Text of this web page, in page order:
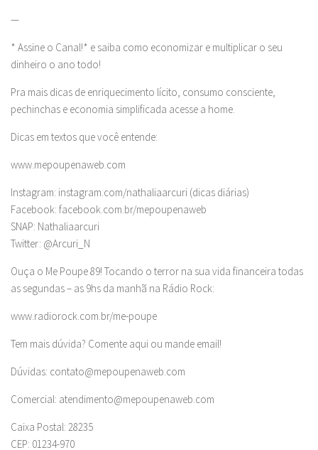
—
* Assine o Canal!* e saiba como economizar e multiplicar o seu
dinheiro o ano todo!
Pra mais dicas de enriquecimento lícito, consumo consciente,
pechinchas e economia simplificada acesse a home.
Dicas em textos que você entende:
www.mepoupenaweb.com
Instagram: instagram.com/nathaliaarcuri (dicas diárias)
Facebook: facebook.com.br/mepoupenaweb
SNAP: Nathaliaarcuri
Twitter: @Arcuri_N
Ouça o Me Poupe 89! Tocando o terror na sua vida financeira todas
as segundas – as 9hs da manhã na Rádio Rock:
www.radiorock.com.br/me-poupe
Tem mais dúvida? Comente aqui ou mande email!
Dúvidas: contato@mepoupenaweb.com
Comercial: atendimento@mepoupenaweb.com
Caixa Postal: 28235
CEP: 01234-970